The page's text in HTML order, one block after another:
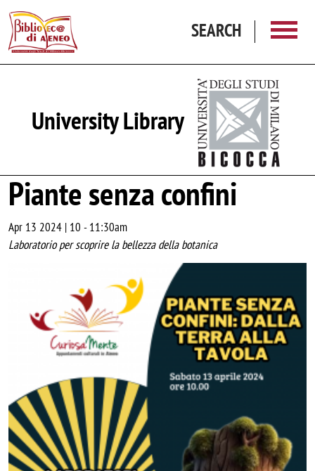
SEARCH
University Library
Piante senza confini
Apr 13 2024 | 10 -11:30am
Laboratorio per scoprire la bellezza della botanica